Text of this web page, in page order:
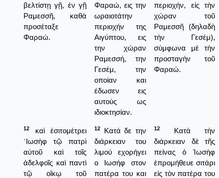
βελτίστῃ γῇ, ἐν γῇ
Ραμεσσῆ, καθὰ
προσέταξε
Φαραώ.
Φαραώ, εις την
ωραιοτάτην
περιοχήν της
Αιγύπτου, εις
την χώραν
Ραμεσσή, την
Γεσέμ, την
οποίαν και
έδωσεν εις
αυτούς ως
ιδιοκτησίαν.
περιοχήν, εἰς τὴν
χώραν τοῦ
Ραμεσσῆ (δηλαδὴ
τὴν Γεσέμ),
σύμφωνα μὲ τὴν
προσταγὴν τοῦ
Φαραώ.
12
καὶ ἐσιτομέτρει
᾿Ιωσὴφ τῷ πατρὶ
αὐτοῦ καὶ τοῖς
ἀδελφοῖς καὶ παντὶ
τῷ οἴκῳ τοῦ
12
Κατά δε την
διάρκειαν του
λιμού εχορήγει
ο Ιωσήφ στον
πατέρα του και
12
Κατὰ τὴν
διάρκειαν δὲ τῆς
πείνας ὁ Ἰωσὴφ
ἐπρομήθευε σιτάρι
εἰς τὸν πατέρα του